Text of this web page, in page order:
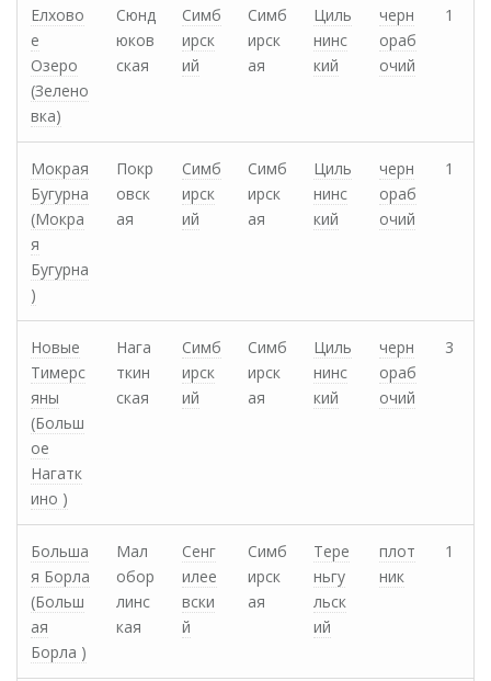
Елхово
е
Озеро
(Зелено
вка)
Сюнд
юков
ская
Симб
ирск
ий
Симб
ирск
ая
Циль
нинс
кий
черн
ораб
очий
1
Мокрая
Бугурна
(Мокра
я
Бугурна
)
Покр
овск
ая
Симб
ирск
ий
Симб
ирск
ая
Циль
нинс
кий
черн
ораб
очий
1
Новые
Тимерс
яны
(Больш
ое
Нагатк
ино )
Нага
ткин
ская
Симб
ирск
ий
Симб
ирск
ая
Циль
нинс
кий
черн
ораб
очий
3
Больша
я Борла
(Больш
ая
Борла )
Мал
обор
линс
кая
Сенг
илее
вски
й
Симб
ирск
ая
Тере
ньгу
льск
ий
плот
ник
1